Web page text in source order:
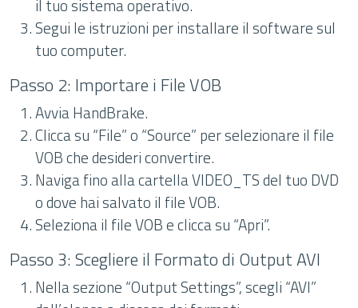
il tuo sistema operativo.
Segui le istruzioni per installare il software sul
tuo computer.
Passo 2: Importare i File VOB
Avvia HandBrake.
Clicca su “File” o “Source” per selezionare il file
VOB che desideri convertire.
Naviga fino alla cartella VIDEO_TS del tuo DVD
o dove hai salvato il file VOB.
Seleziona il file VOB e clicca su “Apri”.
Passo 3: Scegliere il Formato di Output AVI
Nella sezione “Output Settings”, scegli “AVI”